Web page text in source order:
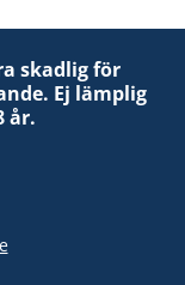
skadlig för
Ej lämplig
år.